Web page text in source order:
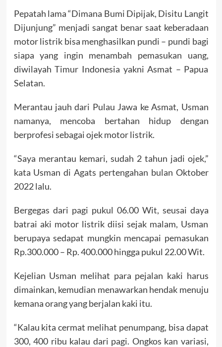
Pepatah lama “Dimana Bumi Dipijak, Disitu Langit
Dijunjung” menjadi sangat benar saat keberadaan
motor listrik bisa menghasilkan pundi – pundi bagi
siapa yang ingin menambah pemasukan uang,
diwilayah Timur Indonesia yakni Asmat – Papua
Selatan.
Merantau jauh dari Pulau Jawa ke Asmat, Usman
namanya, mencoba bertahan hidup dengan
berprofesi sebagai ojek motor listrik.
“Saya merantau kemari, sudah 2 tahun jadi ojek,”
kata Usman di Agats pertengahan bulan Oktober
2022 lalu.
Bergegas dari pagi pukul 06.00 Wit, seusai daya
batrai aki motor listrik diisi sejak malam, Usman
berupaya sedapat mungkin mencapai pemasukan
Rp.300.000 – Rp. 400.000 hingga pukul 22.00 Wit.
Kejelian Usman melihat para pejalan kaki harus
dimainkan, kemudian menawarkan hendak menuju
kemana orang yang berjalan kaki itu.
“Kalau kita cermat melihat penumpang, bisa dapat
300, 400 ribu kalau dari pagi. Ongkos kan variasi,